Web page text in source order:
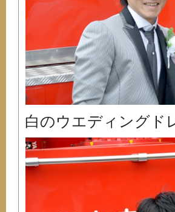
白のウエディングド